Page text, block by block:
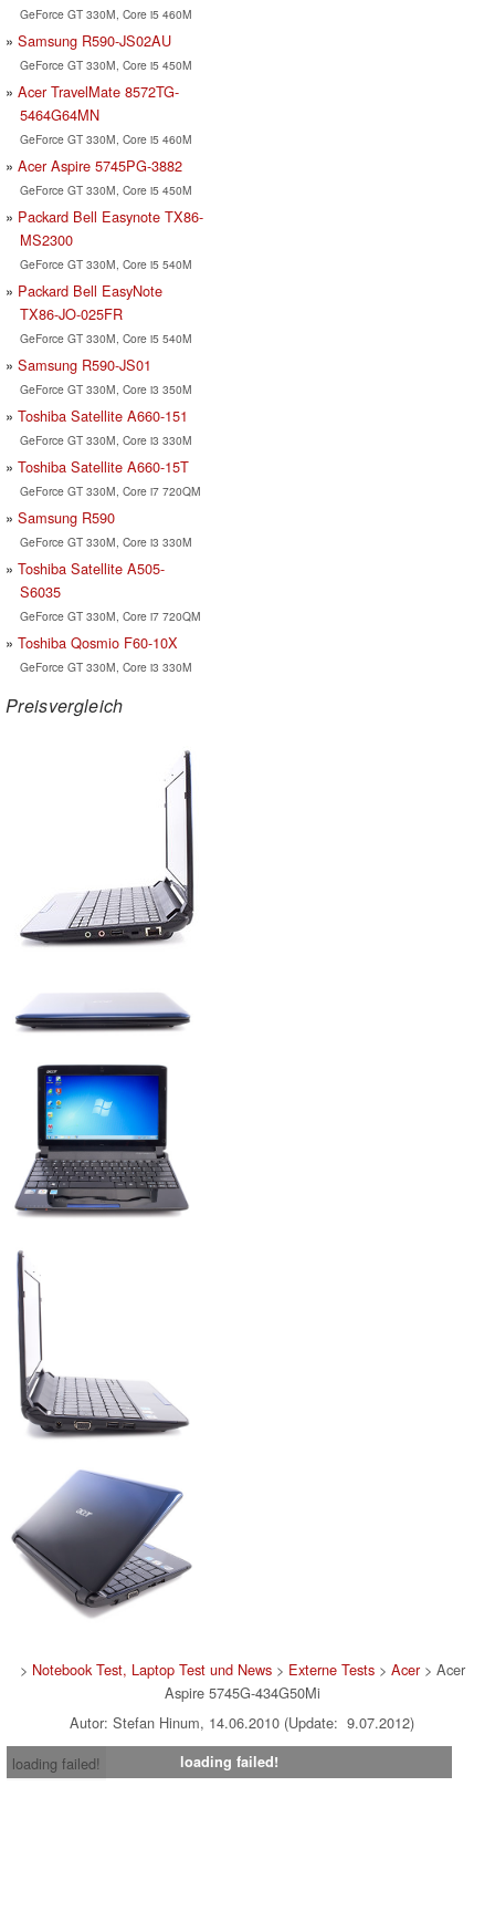
GeForce GT 330M, Core i5 460M
Samsung R590-JS02AU
GeForce GT 330M, Core i5 450M
Acer TravelMate 8572TG-
5464G64MN
GeForce GT 330M, Core i5 460M
Acer Aspire 5745PG-3882
GeForce GT 330M, Core i5 450M
Packard Bell Easynote TX86-
MS2300
GeForce GT 330M, Core i5 540M
Packard Bell EasyNote
TX86-JO-025FR
GeForce GT 330M, Core i5 540M
Samsung R590-JS01
GeForce GT 330M, Core i3 350M
Toshiba Satellite A660-151
GeForce GT 330M, Core i3 330M
Toshiba Satellite A660-15T
GeForce GT 330M, Core i7 720QM
Samsung R590
GeForce GT 330M, Core i3 330M
Toshiba Satellite A505-
S6035
GeForce GT 330M, Core i7 720QM
Toshiba Qosmio F60-10X
GeForce GT 330M, Core i3 330M
Preisvergleich
> Notebook Test, Laptop Test und News> Externe Tests> Acer> Acer
Aspire 5745G-434G50Mi
Autor: Stefan Hinum, 14.06.2010 (Update: 9.07.2012)
loading failed!
loading failed!